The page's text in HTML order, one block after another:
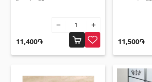
Կղմինդր՝ կերամիկական(13)
(4)
11,400֏ 11,500֏